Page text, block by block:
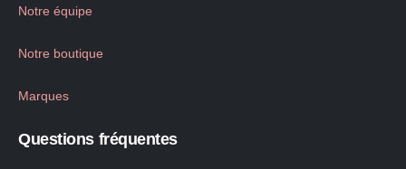
Notre équipe
Notre boutique
Marques
Questions fréquentes